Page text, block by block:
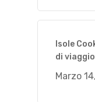
Isole
di viaggio
Marzo